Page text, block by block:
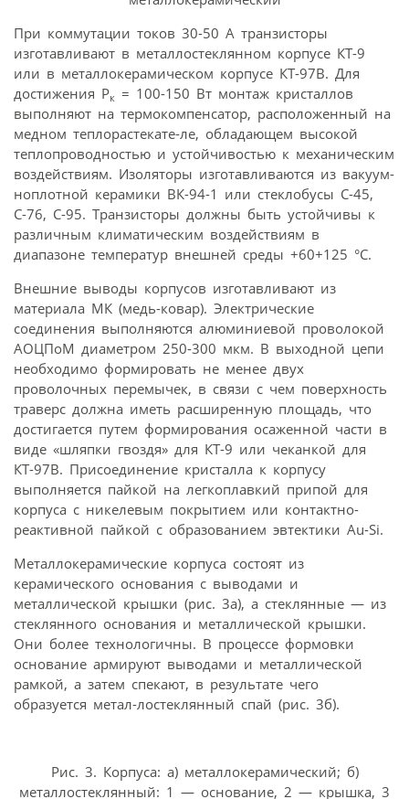
При коммутации токов 30-50 А транзисторы
изготавливают в металлостеклянном корпусе КТ-9
или в металлокерамическом корпусе КТ-97В. Для
достижения Рк = 100-150 Вт монтаж кристаллов
выполняют на термокомпенсатор, расположенный на
медном теплорастекате-ле, обладающем высокой
теплопроводностью и устойчивостью к механическим
воздействиям. Изоляторы изготавливаются из вакуум-
ноплотной керамики ВК-94-1 или стеклобусы С-45,
С-76, С-95. Транзисторы должны быть устойчивы к
различным климатическим воздействиям в
диапазоне температур внешней среды +60+125 °С.
Внешние выводы корпусов изготавливают из
материала МК (медь-ковар). Электрические
соединения выполняются алюминиевой проволокой
АОЦПоМ диаметром 250-300 мкм. В выходной цепи
необходимо формировать не менее двух
проволочных перемычек, в связи с чем поверхность
траверс должна иметь расширенную площадь, что
достигается путем формирования осаженной части в
виде «шляпки гвоздя» для КТ-9 или чеканкой для
КТ-97В. Присоединение кристалла к корпусу
выполняется пайкой на легкоплавкий припой для
корпуса с никелевым покрытием или контактно-
реактивной пайкой с образованием эвтектики Au-Si.
Металлокерамические корпуса состоят из
керамического основания с выводами и
металлической крышки (рис. 3а), а стеклянные — из
стеклянного основания и металлической крышки.
Они более технологичны. В процессе формовки
основание армируют выводами и металлической
рамкой, а затем спекают, в результате чего
образуется метал-лостеклянный спай (рис. 3б).
Рис. 3. Корпуса: а) металлокерамический; б)
металлостеклянный: 1 — основание, 2 — крышка, 3